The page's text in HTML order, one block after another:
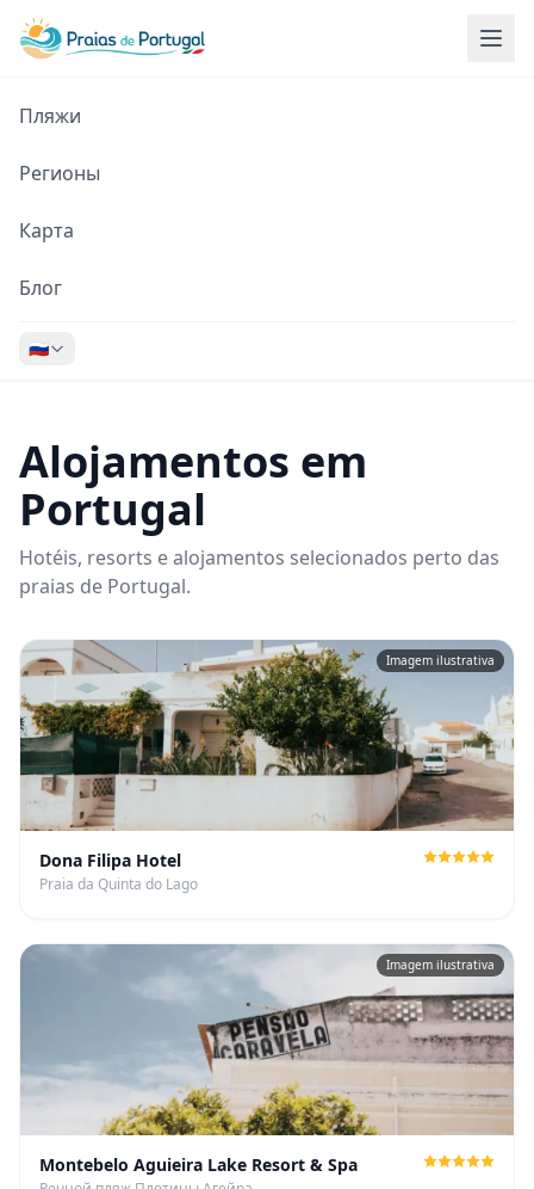
Пляжи
Регионы
Карта
Блог
🇷🇺
Alojamentos em
Portugal
Hotéis, resorts e alojamentos selecionados perto das
praias de Portugal.
Imagem ilustrativa
Dona Filipa Hotel
Praia da Quinta do Lago
Imagem ilustrativa
Montebelo Aguieira Lake Resort & Spa